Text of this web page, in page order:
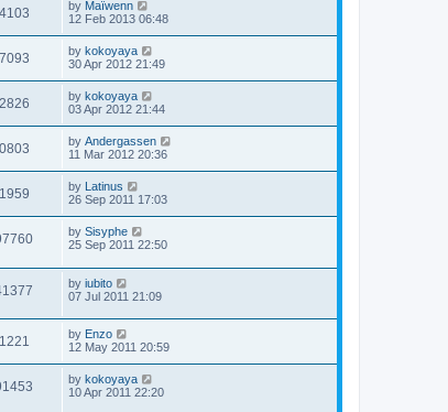
by Maïwenn
12 Feb 2013 06:48
by kokoyaya
30 Apr 2012 21:49
by kokoyaya
03 Apr 2012 21:44
by Andergassen
11 Mar 2012 20:36
by
Latinus
26 Sep 2011 17:03
by Sisyphe
25 Sep 2011 22:50
by iubito
07 Jul 2011 21:09
by Enzo
12 May 2011 20:59
by kokoyaya
10 Apr 2011 22:20